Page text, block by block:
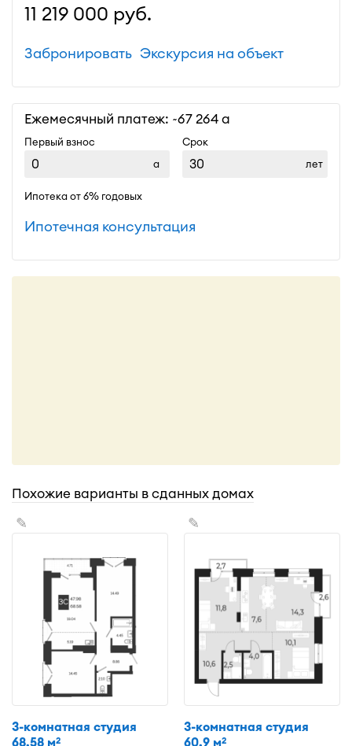
11 219 000 руб.
Экскурсия на объект
Забронировать
Ежемесячный платеж: ~67 264
Первый взнос
Срок
лет
Ипотека от 6% годовых
Ипотечная консультация
Похожие варианты в сданных домах
✎
3-комнатная студия
68,58 м2
✎
3-комнатная студия
60,9 м2